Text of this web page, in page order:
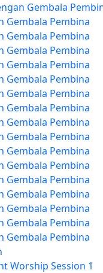
Gembala
Gembala Pembina
Gembala Pembina
Gembala Pembina
Gembala Pembina
Gembala Pembina
Gembala Pembina
Gembala Pembina
Gembala Pembina
Gembala Pembina
Gembala Pembina
Gembala Pembina
Gembala Pembina
Gembala Pembina
Gembala Pembina
Gembala Pembina
Gembala Pembina
Worship Session 1